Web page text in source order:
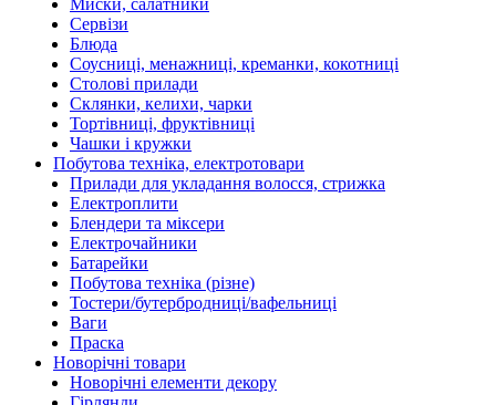
Миски, салатники
Сервізи
Блюда
Соусниці, менажниці, креманки, кокотниці
Столові прилади
Склянки, келихи, чарки
Тортівниці, фруктівниці
Чашки і кружки
Побутова техніка, електротовари
Прилади для укладання волосся, стрижка
Електроплити
Блендери та міксери
Електрочайники
Батарейки
Побутова техніка (різне)
Тостери/бутербродниці/вафельниці
Ваги
Праска
Новорічні товари
Новорічні елементи декору